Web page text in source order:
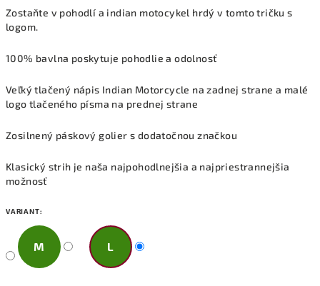
Zostaňte v pohodlí a indian motocykel hrdý v tomto tričku s
logom.
100% bavlna poskytuje pohodlie a odolnosť
Veľký tlačený nápis Indian Motorcycle na zadnej strane a malé
logo tlačeného písma na prednej strane
Zosilnený páskový golier s dodatočnou značkou
Klasický strih je naša najpohodlnejšia a najpriestrannejšia
možnosť
VARIANT:
M L